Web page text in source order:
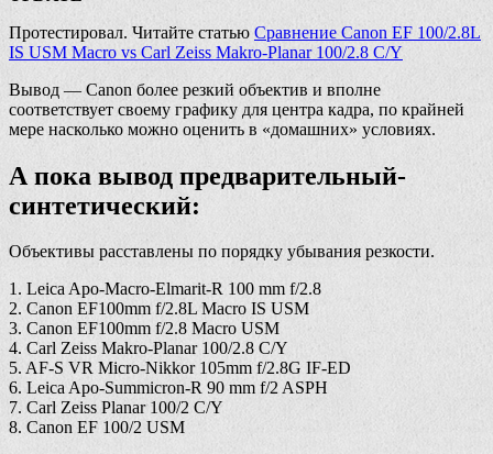
Протестировал. Читайте статью Сравнение Canon EF 100/2.8L
IS USM Macro vs Carl Zeiss Makro-Planar 100/2.8 C/Y
Вывод — Canon более резкий объектив и вполне
соответствует своему графику для центра кадра, по крайней
мере насколько можно оценить в «домашних» условиях.
А пока вывод предварительный-
синтетический:
Объективы расставлены по порядку убывания резкости.
1. Leica Apo-Macro-Elmarit-R 100 mm f/2.8
2. Canon EF100mm f/2.8L Macro IS USM
3. Canon EF100mm f/2.8 Macro USM
4. Carl Zeiss Makro-Planar 100/2.8 C/Y
5. AF-S VR Micro-Nikkor 105mm f/2.8G IF-ED
6. Leica Apo-Summicron-R 90 mm f/2 ASPH
7. Carl Zeiss Planar 100/2 C/Y
8. Canon EF 100/2 USM